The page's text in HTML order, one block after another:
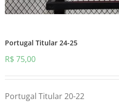
Portugal Titular 24-25
R$ 75,00
Portugal Titular 20-22